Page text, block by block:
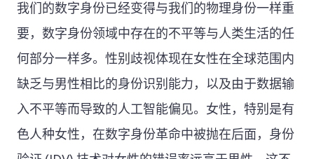
我们的数字身份已经变得与我们的物理身份一样重
要，数字身份领域中存在的不平等与人类生活的任
何部分一样多。性别歧视体现在女性在全球范围内
缺乏与男性相比的身份识别能力，以及由于数据输
入不平等而导致的人工智能偏见。女性，特别是有
色人种女性，在数字身份革命中被抛在后面，身份